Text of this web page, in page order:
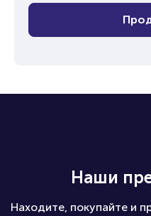
Наши
Находите, покупайте и